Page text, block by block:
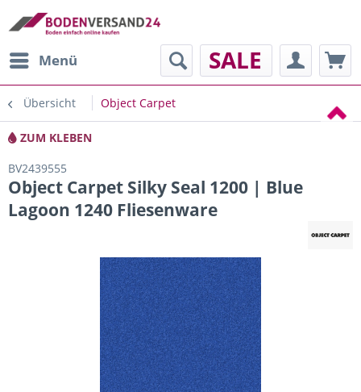
Menü SALE
Übersicht Object Carpet
ZUM KLEBEN
BV2439555
Object Carpet Silky Seal 1200 | Blue
Lagoon 1240 Fliesenware